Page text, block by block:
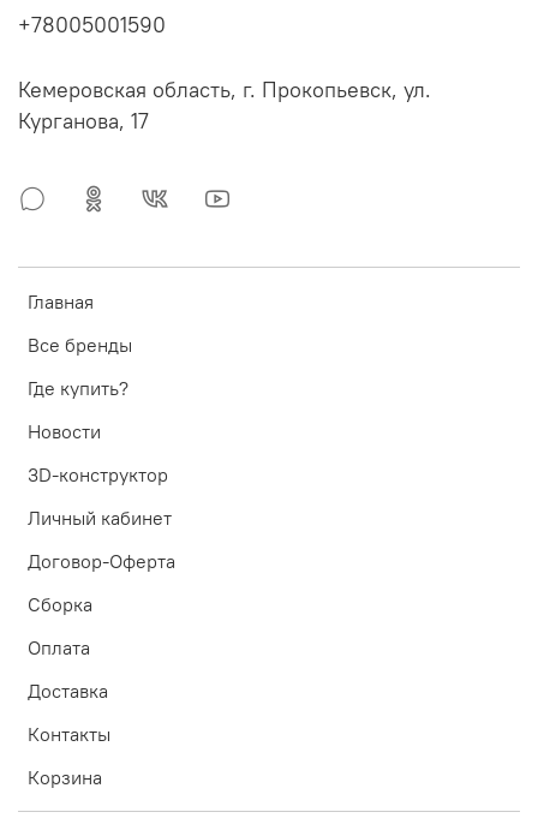
Главная
Все бренды
Где купить?
Новости
3D-конструктор
Личный кабинет
Договор-Оферта
Сборка
Оплата
Доставка
Контакты
Корзина
+78005001590
Кемеровская область, г. Прокопьевск, ул.
Курганова, 17